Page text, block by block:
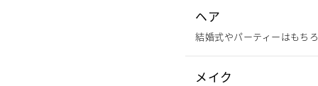
ヘア
結婚式やパーティーはもち
メイク